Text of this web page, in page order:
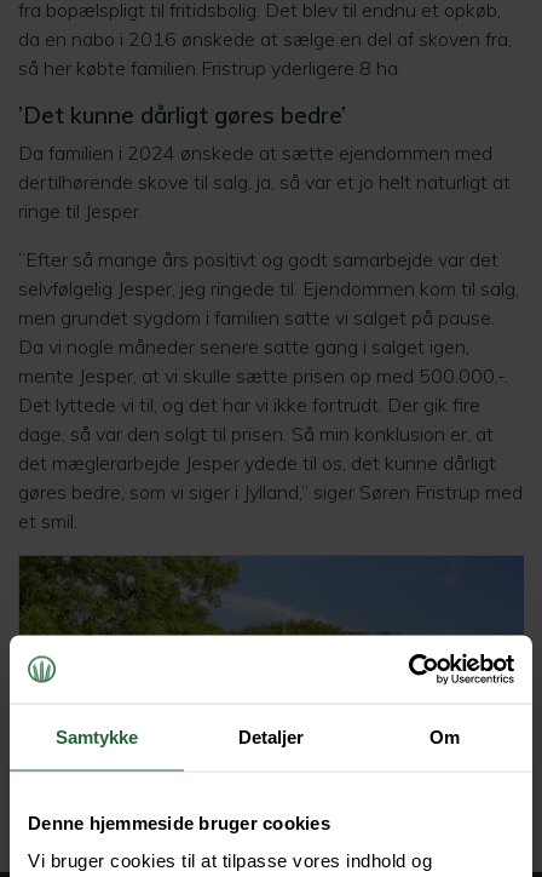
Samtykke Detaljer Om
Denne hjemmeside bruger cookies
Vi bruger cookies til at tilpasse vores indhold og
fra bopælspligt til fritidsbolig. Det blev til endnu et opkøb,
da en nabo i 2016 ønskede at sælge en del af skoven fra,
så her købte familien Fristrup yderligere 8 ha.
’Det kunne dårligt gøres bedre’
Da familien i 2024 ønskede at sætte ejendommen med
dertilhørende skove til salg, ja, så var et jo helt naturligt at
ringe til Jesper.
”Efter så mange års positivt og godt samarbejde var det
selvfølgelig Jesper, jeg ringede til. Ejendommen kom til salg,
men grundet sygdom i familien satte vi salget på pause.
Da vi nogle måneder senere satte gang i salget igen,
mente Jesper, at vi skulle sætte prisen op med 500.000,-.
Det lyttede vi til, og det har vi ikke fortrudt. Der gik fire
dage, så var den solgt til prisen. Så min konklusion er, at
det mæglerarbejde Jesper ydede til os, det kunne dårligt
gøres bedre, som vi siger i Jylland,” siger Søren Fristrup med
et smil.